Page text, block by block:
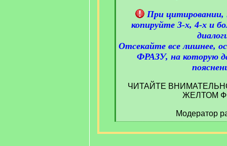
При
копируйте 3-х, 4-х и
Отсекайте все лишнее,
ФРАЗУ, на которую
ЧИТАЙТЕ
ЖЕЛТОМ
Модератор
[
/